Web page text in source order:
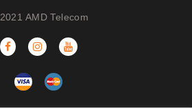
2021 AMD Telecom